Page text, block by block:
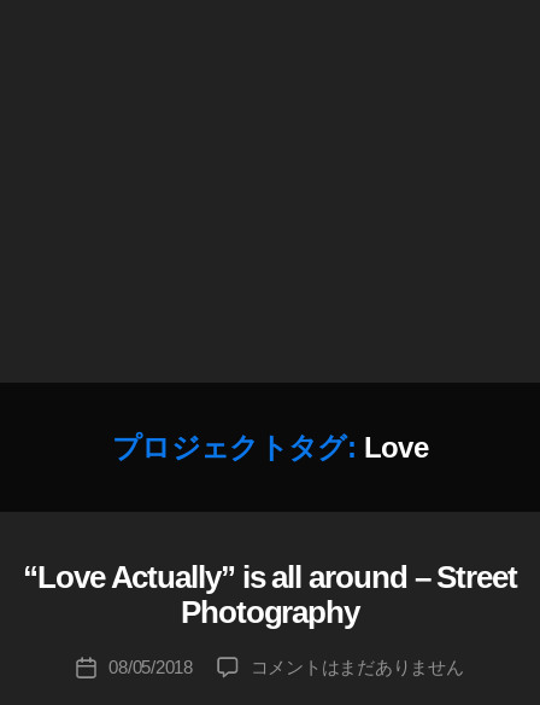
プロジェクトタグ: Love
“Love Actually” is all around – Street
Photography
稿
作
成
o
u
ki
hi
投
08/05/2018
“Love
コメントはまだありません